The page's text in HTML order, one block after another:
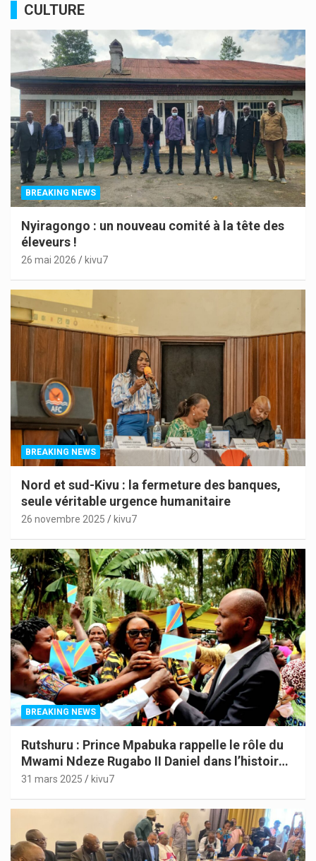
CULTURE
BREAKING NEWS
Nyiragongo : un nouveau comité à la tête des
éleveurs !
26 mai 2026 kivu7
BREAKING NEWS
Nord et sud-Kivu : la fermeture des banques,
seule véritable urgence humanitaire
26 novembre 2025 kivu7
BREAKING NEWS
Rutshuru : Prince Mpabuka rappelle le rôle du
Mwami Ndeze Rugabo II Daniel dans l’histoire
de l’Indépendance du Congo
31 mars 2025 kivu7